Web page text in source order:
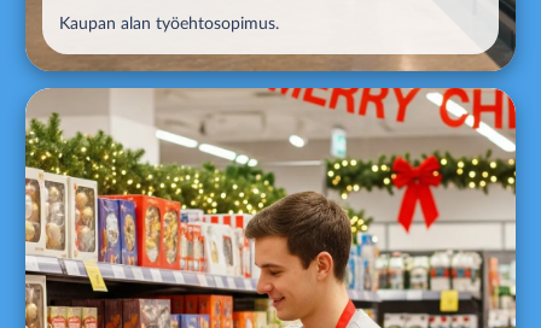
Kaupan alan työehtosopimus.